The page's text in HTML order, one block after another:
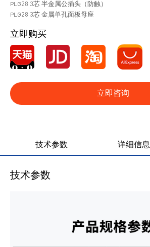
PLG28 3芯 半金属公插头（防触）
PLG28 3芯 金属单孔面板母座
立即购买
立即咨询
技术参数 详细信息
技术参数